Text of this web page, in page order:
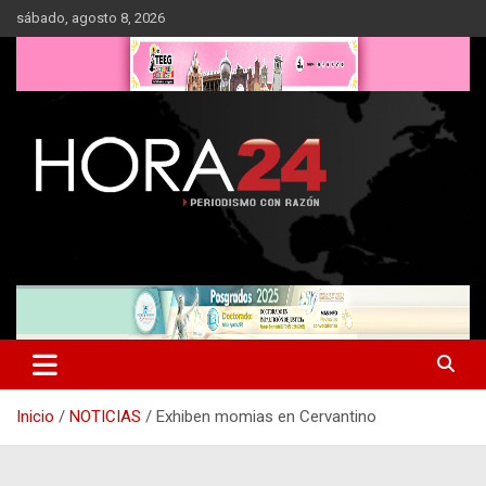
Saltar
al
sábado, agosto 8, 2026
Inicio NOTICIAS Exhiben momias en Cervantino